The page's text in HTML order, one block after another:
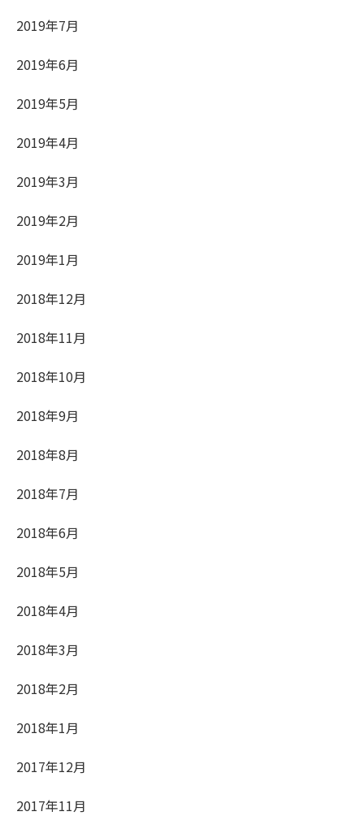
2019年7月
2019年6月
2019年5月
2019年4月
2019年3月
2019年2月
2019年1月
2018年12月
2018年11月
2018年10月
2018年9月
2018年8月
2018年7月
2018年6月
2018年5月
2018年4月
2018年3月
2018年2月
2018年1月
2017年12月
2017年11月